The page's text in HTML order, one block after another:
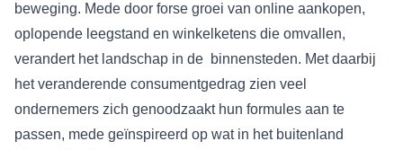
beweging. Mede door forse groei van online aankopen,
oplopende leegstand en winkelketens die omvallen,
verandert het landschap in de binnensteden. Met daarbij
het veranderende consumentgedrag zien veel
ondernemers zich genoodzaakt hun formules aan te
passen, mede geïnspireerd op wat in het buitenland